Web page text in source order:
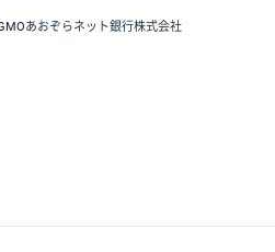
あおぞらネット銀行株式会社